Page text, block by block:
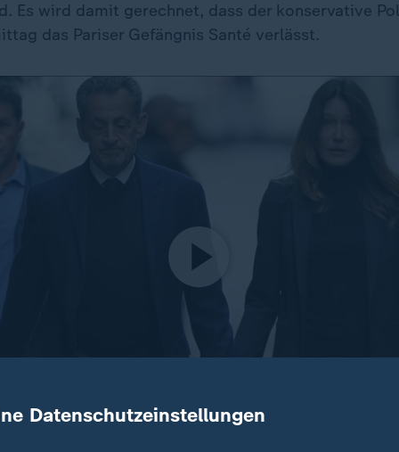
Es wird damit gerechnet, dass der konservative
das Pariser Gefängnis Santé verlässt.
Datenschutzeinstellungen